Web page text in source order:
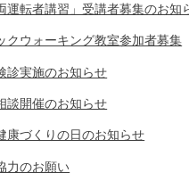
運転者講習」受講者募集のお知
クウォーキング教室参加者募集
診実施のお知らせ
談開催のお知らせ
康づくりの日のお知らせ
力のお願い